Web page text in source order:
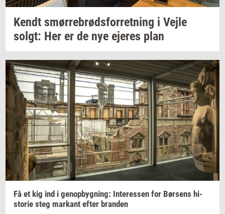
Kendt smør­re­brød­s­for­ret­ning i Vejle
solgt: Her er de nye eje­res plan
Få et kig ind i genop­byg­ning: In­ter­es­sen for Bør­sens hi­
sto­rie steg mar­kant efter bran­den